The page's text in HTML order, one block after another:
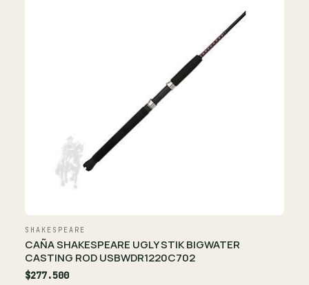
SHAKESPEARE
CAÑA SHAKESPEARE UGLY STIK BIGWATER
CASTING ROD USBWDR1220C702
$277.500